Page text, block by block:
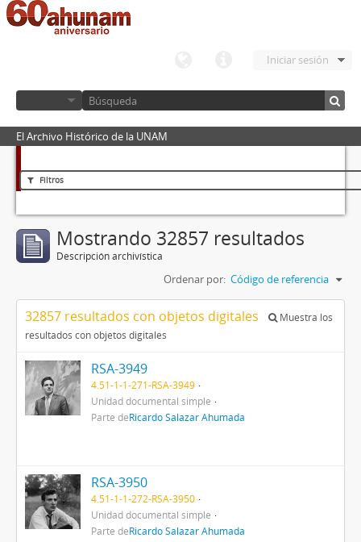
Iniciar sesión
El Archivo Histórico de la UNAM
Filtros
Mostrando 32857 resultados
Descripción archivística
Ordenar por: Código de referencia
32857 resultados con objetos digitales
Muestra los
resultados con objetos digitales
RSA-3949
4.51-1-1-271-RSA-3949
Unidad documental simple
Parte deRicardo Salazar Ahumada
RSA-3950
4.51-1-1-272-RSA-3950
Unidad documental simple
Parte deRicardo Salazar Ahumada